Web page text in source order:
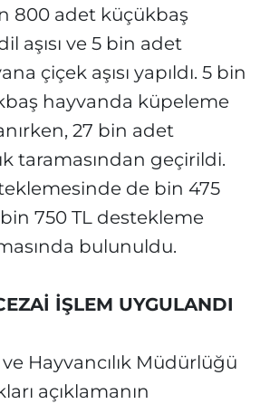
800 adet küçükbaş
aşısı ve 5 bin adet
çiçek aşısı yapıldı. 5 bin
hayvanda küpeleme
27 bin adet
taramasından geçirildi.
de bin 475
750 TL destekleme
bulunuldu.
İŞLEM UYGULANDI
ve Hayvancılık Müdürlüğü
açıklamanın